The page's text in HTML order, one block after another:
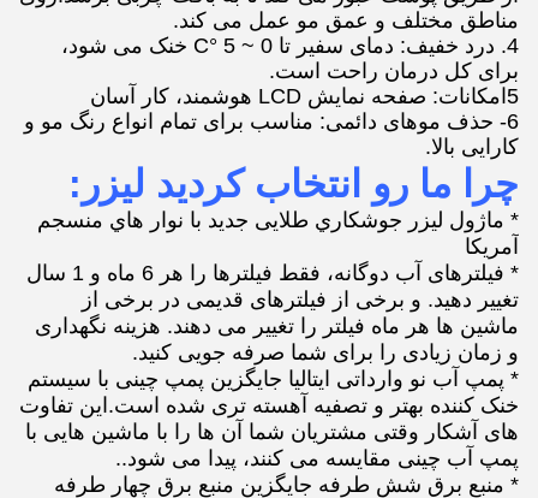
مناطق مختلف و عمق مو عمل می کند.
4. درد خفیف: دمای سفیر تا 0 ~ 5 °C خنک می شود،
برای کل درمان راحت است.
5امکانات: صفحه نمایش LCD هوشمند، کار آسان
6- حذف موهای دائمی: مناسب برای تمام انواع رنگ مو و
کارایی بالا.
چرا ما رو انتخاب کرديد ليزر:
* ماژول ليزر جوشکاري طلایی جدید با نوار هاي منسجم
آمريکا
* فیلترهای آب دوگانه، فقط فیلترها را هر 6 ماه و 1 سال
تغییر دهید. و برخی از فیلترهای قدیمی در برخی از
ماشین ها هر ماه فیلتر را تغییر می دهند. هزینه نگهداری
و زمان زیادی را برای شما صرفه جویی کنید.
* پمپ آب نو وارداتی ایتالیا جایگزین پمپ چینی با سیستم
خنک کننده بهتر و تصفیه آهسته تری شده است.این تفاوت
های آشکار وقتی مشتریان شما آن ها را با ماشین هایی با
پمپ آب چینی مقایسه می کنند، پیدا می شود..
* منبع برق شش طرفه جایگزین منبع برق چهار طرفه